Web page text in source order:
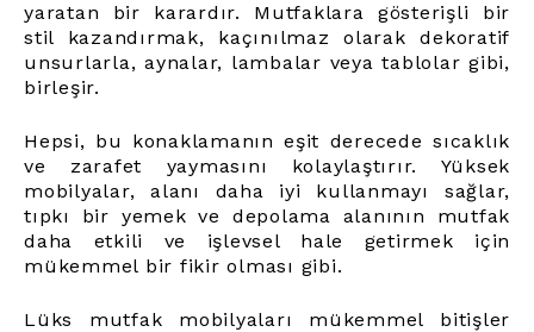
yaratan bir karardır. Mutfaklara gösterişli bir
stil kazandırmak, kaçınılmaz olarak dekoratif
unsurlarla, aynalar, lambalar veya tablolar gibi,
birleşir.
Hepsi, bu konaklamanın eşit derecede sıcaklık
ve zarafet yaymasını kolaylaştırır. Yüksek
mobilyalar, alanı daha iyi kullanmayı sağlar,
tıpkı bir yemek ve depolama alanının mutfak
daha etkili ve işlevsel hale getirmek için
mükemmel bir fikir olması gibi.
Lüks mutfak mobilyaları mükemmel bitişler